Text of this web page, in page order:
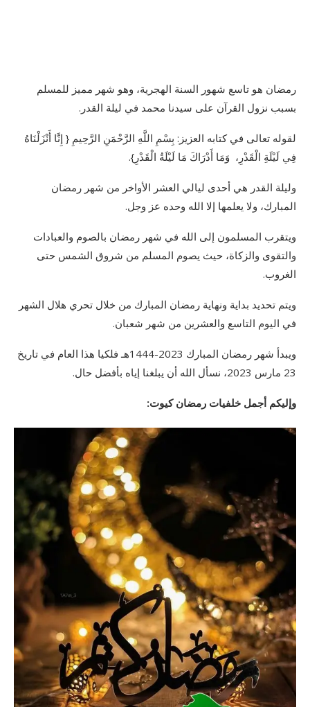
رمضان هو تاسع شهور السنة الهجرية، وهو شهر مميز للمسلم
بسبب نزول القرآن على سيدنا محمد في ليلة القدر.
لقوله تعالى في كتابه العزيز: بِسْمِ اللَّهِ الرَّحْمَنِ الرَّحِيمِ { إِنَّا أَنْزَلْنَاهُ
فِي لَيْلَةِ الْقَدْرِ، وَمَا أَدْرَاكَ مَا لَيْلَةُ الْقَدْرِ}.
وليلة القدر هي أحدى ليالي العشر الأواخر من شهر رمضان
المبارك، ولا يعلمها إلا الله وحده عز وجل.
ويتقرب المسلمون إلى الله في شهر رمضان بالصوم والعبادات
والتقوى والزكاة، حيث يصوم المسلم من شروق الشمس حتى
الغروب.
ويتم تحديد بداية ونهاية رمضان المبارك من خلال تحري هلال الشهر
في اليوم التاسع والعشرين من شهر شعبان.
ويبدأ شهر رمضان المبارك 2023-1444هـ فلكيا هذا العام في تاريخ
23 مارس 2023، نسأل الله أن يبلغنا إياه بأفضل حال.
وإليكم أجمل خلفيات رمضان كيوت: